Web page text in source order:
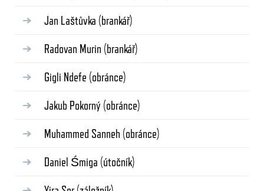
Jan Laštůvka (brankář)
Radovan Murin (brankář)
Gigli Ndefe (obránce)
Jakub Pokorný (obránce)
Muhammed Sanneh (obránce)
Daniel Śmiga (útočník)